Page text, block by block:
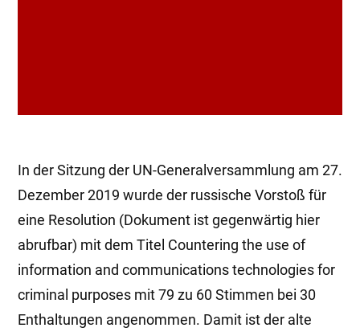
In der Sitzung der UN-Generalversammlung am 27.
Dezember 2019 wurde der russische Vorstoß für
eine Resolution (Dokument ist gegenwärtig hier
abrufbar) mit dem Titel Countering the use of
information and communications technologies for
criminal purposes mit 79 zu 60 Stimmen bei 30
Enthaltungen angenommen. Damit ist der alte